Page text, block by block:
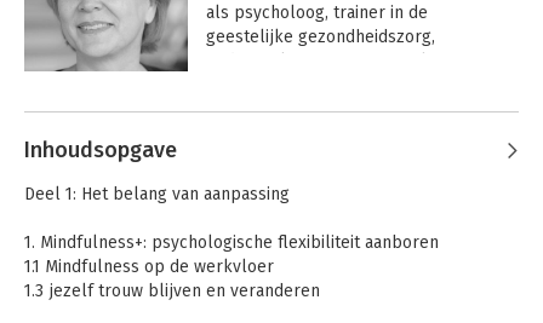
als psycholoog, trainer in de
geestelijke gezondheidszorg,
generatie cognitieve gedragstherapie,
Andere boeken door Pieternel
Dijkstra
Inhoudsopgave
Deel 1: Het belang van aanpassing
1. Mindfulness+: psychologische flexibiliteit aanboren
1.1 Mindfulness op de werkvloer
1.3 jezelf trouw blijven en veranderen